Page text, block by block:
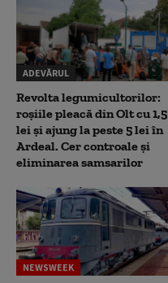
ADEVĂRUL
Revolta legumicultorilor:
roșiile pleacă din Olt cu 1,5
lei și ajung la peste 5 lei în
Ardeal. Cer controale și
eliminarea samsarilor
NEWSWEEK